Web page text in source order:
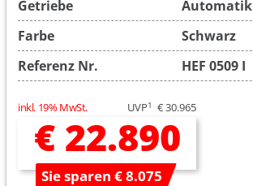
Getriebe
Automatik
Farbe
Schwarz
Referenz Nr.
HEF 0509 I
inkl. 19% MwSt. UVP1 € 30.965
€ 22.890
Sie sparen € 8.075